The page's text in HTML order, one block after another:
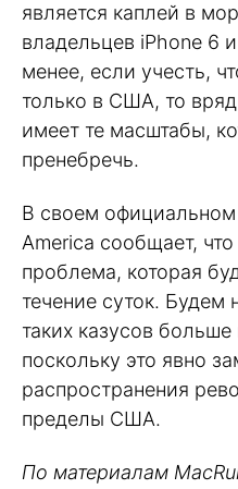
является каплей в
владельцев iPhone 6
менее, если учесть,
только в США, то
имеет те масштабы,
пренебречь.
В своем официальном
America сообщает,
проблема, которая
течение суток. Будем
таких казусов больше
поскольку это явно
распространения
пределы США.
По материалам